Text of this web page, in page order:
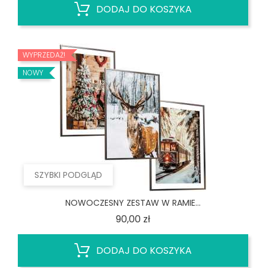
DODAJ DO KOSZYKA
SZYBKI PODGLĄD
WYPRZEDAŻ!
NOWY
NOWOCZESNY ZESTAW W RAMIE...
90,00 złCena
DODAJ DO KOSZYKA